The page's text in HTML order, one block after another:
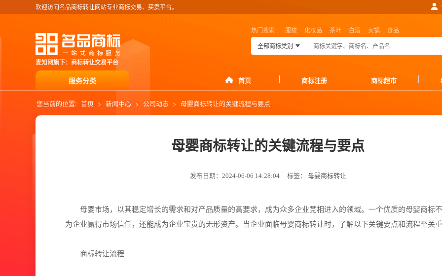
欢迎访问名品商标转让网站专业商标交易、买卖平台。
麦知网旗下：商标转让交易平台
热门搜索 : 服装 化妆品 茶叶 白酒 火锅
食品
全部商标类别
服务分类 首页 商标注册 商标超市
您当前的位置: 首页 > 新闻中心 > 公司动态 > 母婴商标转让的关键流程与要点
母婴商标转让的关键流程与要点
发布日期：2024-06-06 14:28:04 标签： 母婴商标转让
母婴市场，以其稳定增长的需求和对产品质量的高要求，成为众多企业竞相进入的领域。一个优质的母婴商标
为企业赢得市场信任，还能成为企业宝贵的无形资产。当企业面临母婴商标转让时，了解以下关键要点和流程至关重
商标转让流程